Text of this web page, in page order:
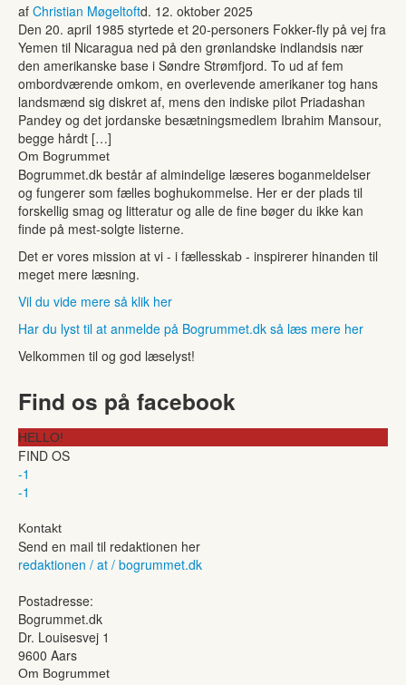
af Christian Møgeltoftd. 12. oktober 2025
Den 20. april 1985 styrtede et 20-personers Fokker-fly på vej fra
Yemen til Nicaragua ned på den grønlandske indlandsis nær
den amerikanske base i Søndre Strømfjord. To ud af fem
ombordværende omkom, en overlevende amerikaner tog hans
landsmænd sig diskret af, mens den indiske pilot Priadashan
Pandey og det jordanske besætningsmedlem Ibrahim Mansour,
begge hårdt […]
Om Bogrummet
Bogrummet.dk består af almindelige læseres boganmeldelser
og fungerer som fælles boghukommelse. Her er der plads til
forskellig smag og litteratur og alle de fine bøger du ikke kan
finde på mest-solgte listerne.
Det er vores mission at vi - i fællesskab - inspirerer hinanden til
meget mere læsning.
Vil du vide mere så klik her
Har du lyst til at anmelde på Bogrummet.dk så læs mere her
Velkommen til og god læselyst!
Find os på facebook
HELLO!
FIND OS
-1
-1
Kontakt
Send en mail til redaktionen her
redaktionen / at / bogrummet.dk
Postadresse:
Bogrummet.dk
Dr. Louisesvej 1
9600 Aars
Om Bogrummet